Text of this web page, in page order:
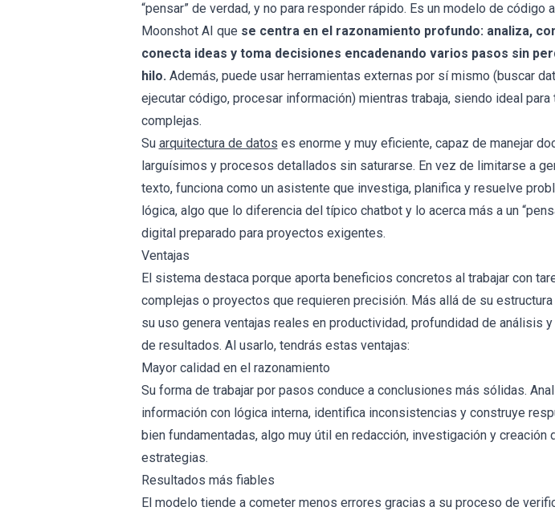
“pensar” de verdad, y no para responder rápido. Es un modelo de código
Moonshot AI que se centra en el razonamiento profundo: analiza,
conecta ideas y toma decisiones encadenando varios pasos sin
hilo. Además, puede usar herramientas externas por sí mismo (buscar
ejecutar código, procesar información) mientras trabaja, siendo ideal para
complejas.
Su arquitectura de datos es enorme y muy eficiente, capaz de manejar
larguísimos y procesos detallados sin saturarse. En vez de limitarse a
texto, funciona como un asistente que investiga, planifica y resuelve
lógica, algo que lo diferencia del típico chatbot y lo acerca más a un
digital preparado para proyectos exigentes.
Ventajas
El sistema destaca porque aporta beneficios concretos al trabajar con
complejas o proyectos que requieren precisión. Más allá de su estructura
su uso genera ventajas reales en productividad, profundidad de análisis
de resultados. Al usarlo, tendrás estas ventajas:
Mayor calidad en el razonamiento
Su forma de trabajar por pasos conduce a conclusiones más sólidas.
información con lógica interna, identifica inconsistencias y construye
bien fundamentadas, algo muy útil en redacción, investigación y creación
estrategias.
Resultados más fiables
El modelo tiende a cometer menos errores gracias a su proceso de